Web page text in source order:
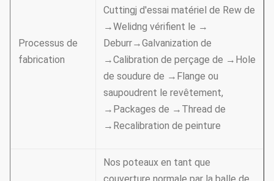
Processus de
fabrication
Cuttingj d'essai matériel de Rew de
→Welidng vérifient le →
Deburr→Galvanization de
→Calibration de perçage de →Hole
de soudure de →Flange ou
saupoudrent le revêtement,
→Packages de →Thread de
→Recalibration de peinture
Nos poteaux en tant que